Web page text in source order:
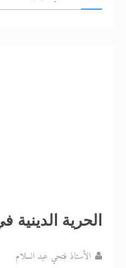
الحرية الدينية
الأستاذ فتحي عبد السلام